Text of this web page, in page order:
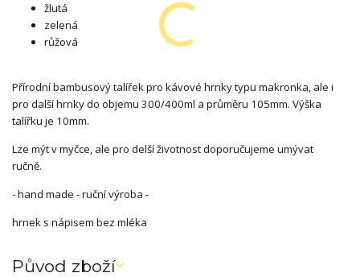
žlutá
zelená
růžová
Přírodní bambusový talířek pro kávové hrnky typu makronka, ale i
pro další hrnky do objemu 300/400ml a průměru 105mm. Výška
talířku je 10mm.
Lze mýt v myčce, ale pro delší životnost doporučujeme umývat
ručně.
- hand made - ruční výroba -
hrnek s nápisem bez mléka
Původ zboží